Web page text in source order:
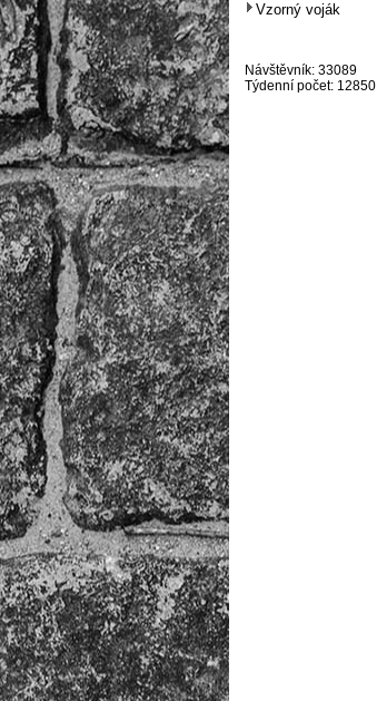
Vzorný voják
Návštěvník: 33089
Týdenní počet: 12850